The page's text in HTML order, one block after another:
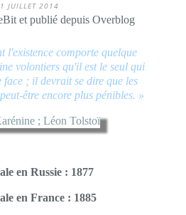
JUILLET 2014
et publié depuis Overblog
l'existence comporte quelque
volontiers qu'il est le seul qui
; il devrait se dire que les
être encore plus pénibles. »
en Russie : 1877
en France : 1885